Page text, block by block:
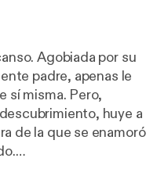
Agobiada por su
padre, apenas le
sí misma. Pero,
huye a
de la que se enamoró
impresionantes pozas